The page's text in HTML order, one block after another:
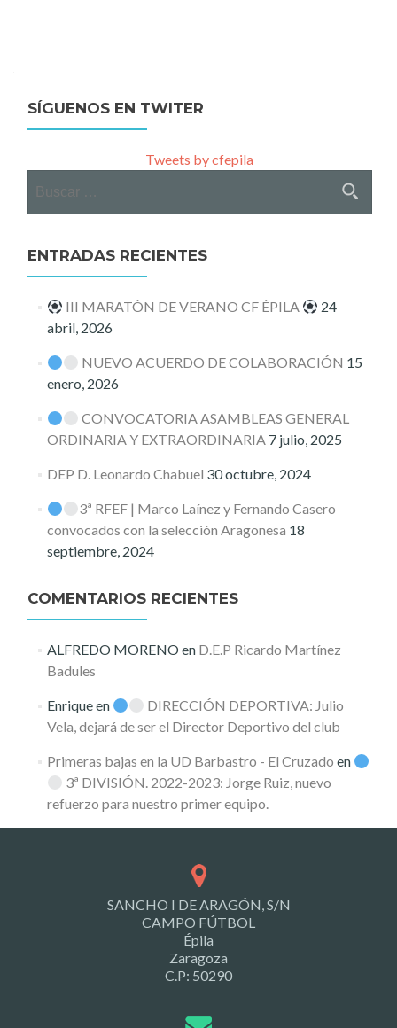
SÍGUENOS EN TWITER
Tweets by cfepila
ENTRADAS RECIENTES
III MARATÓN DE VERANO CF ÉPILA
24
abril, 2026
NUEVO ACUERDO DE COLABORACIÓN 15
enero, 2026
CONVOCATORIA ASAMBLEAS GENERAL
ORDINARIA Y EXTRAORDINARIA 7 julio, 2025
DEP D. Leonardo Chabuel 30 octubre, 2024
3ª RFEF | Marco Laínez y Fernando Casero
convocados con la selección Aragonesa 18
septiembre, 2024
COMENTARIOS RECIENTES
ALFREDO MORENOen D.E.P Ricardo Martínez
Badules
Enriqueen
DIRECCIÓN DEPORTIVA: Julio
Vela, dejará de ser el Director Deportivo del club
Primeras bajas en la UD Barbastro - El Cruzado en
3ª DIVISIÓN. 2022-2023: Jorge Ruiz, nuevo
refuerzo para nuestro primer equipo.
SANCHO I DE ARAGÓN, S/N
CAMPO FÚTBOL
Épila
Zaragoza
C.P: 50290